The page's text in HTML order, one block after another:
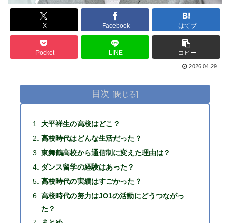
X Facebook はてブ
Pocket LINE コピー
2026.04.29
目次
大平祥生の高校はどこ？
高校時代はどんな生活だった？
東舞鶴高校から通信制に変えた理由は？
ダンス留学の経験はあった？
高校時代の実績はすごかった？
高校時代の努力はJO1の活動にどうつながっ
た？